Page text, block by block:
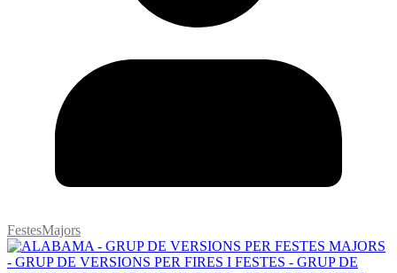
FestesMajors